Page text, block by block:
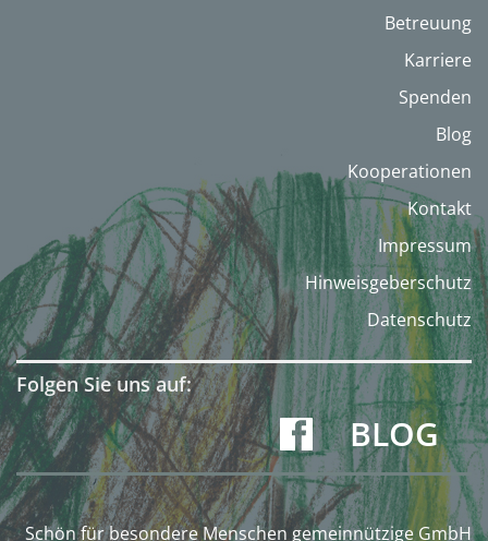
Betreuung
Karriere
Spenden
Blog
Kooperationen
Kontakt
Impressum
Hinweisgeberschutz
Datenschutz
Folgen Sie uns auf:
BLOG
Schön für besondere Menschen gemeinnützige GmbH